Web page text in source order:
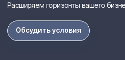
Расширяем горизонты вашего
Обсудить условия